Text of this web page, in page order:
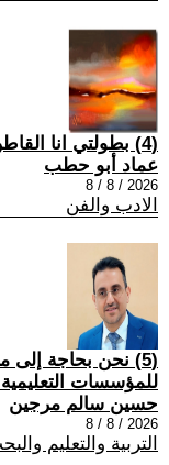
(4) بطولتي انا القاطن في الهامش
عماد أبو حطب
2026 / 8 / 8
الادب والفن
(5) نحن بحاجة إلى
للمؤسسات التعليمية
حسين سالم مرجين
2026 / 8 / 8
التربية والتعليم